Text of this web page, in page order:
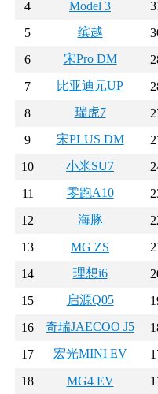
4
Model 3
5
缤越
6
宋Pro DM
7
比亚迪元UP
8
瑞虎7
9
宋PLUS DM
10
小米SU7
11
零跑A10
12
海豚
13
MG ZS
14
理想i6
15
启源Q05
16
奇瑞JAECOO J5
17
宏光MINI EV
18
MG4 EV